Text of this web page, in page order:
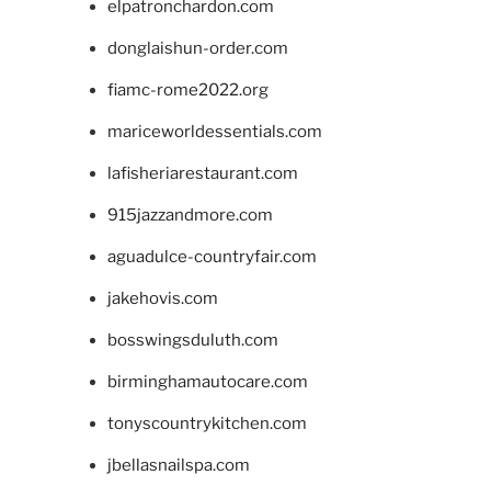
elpatronchardon.com
donglaishun-order.com
fiamc-rome2022.org
mariceworldessentials.com
lafisheriarestaurant.com
915jazzandmore.com
aguadulce-countryfair.com
jakehovis.com
bosswingsduluth.com
birminghamautocare.com
tonyscountrykitchen.com
jbellasnailspa.com